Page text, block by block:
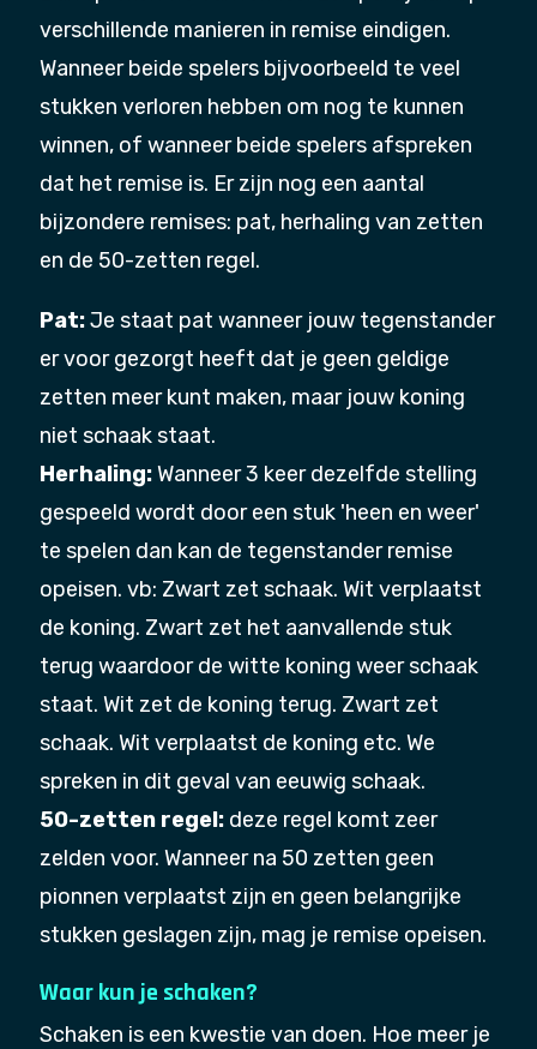
verschillende manieren in remise eindigen.
Wanneer beide spelers bijvoorbeeld te veel
stukken verloren hebben om nog te kunnen
winnen, of wanneer beide spelers afspreken
dat het remise is. Er zijn nog een aantal
bijzondere remises: pat, herhaling van zetten
en de 50-zetten regel.
Pat:Je staat pat wanneer jouw tegenstander
er voor gezorgt heeft dat je geen geldige
zetten meer kunt maken, maar jouw koning
niet schaak staat.
Herhaling:Wanneer 3 keer dezelfde stelling
gespeeld wordt door een stuk 'heen en weer'
te spelen dan kan de tegenstander remise
opeisen. vb: Zwart zet schaak. Wit verplaatst
de koning. Zwart zet het aanvallende stuk
terug waardoor de witte koning weer schaak
staat. Wit zet de koning terug. Zwart zet
schaak. Wit verplaatst de koning etc. We
spreken in dit geval van eeuwig schaak.
50-zetten regel: deze regel komt zeer
zelden voor. Wanneer na 50 zetten geen
pionnen verplaatst zijn en geen belangrijke
stukken geslagen zijn, mag je remise opeisen.
Waar kun je schaken?
Schaken is een kwestie van doen. Hoe meer je